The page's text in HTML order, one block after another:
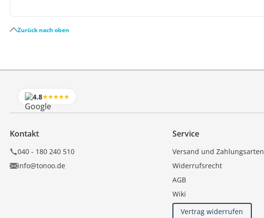
Zurück nach oben
4.8★★★★★
Kontakt
040 - 180 240 510
info@tonoo.de
Service
Versand und Zahlungsarten
Widerrufsrecht
AGB
Wiki
Vertrag widerrufen